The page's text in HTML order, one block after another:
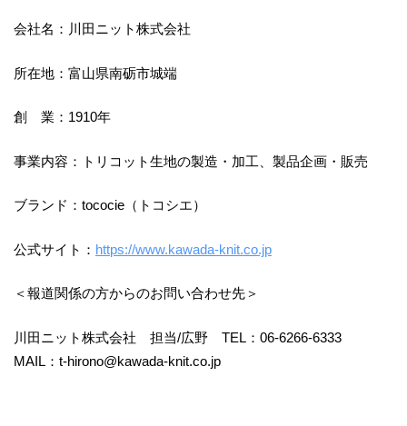
会社名：川田ニット株式会社
所在地：富山県南砺市城端
創 業：1910年
事業内容：トリコット生地の製造・加工、製品企画・販売
ブランド：tococie（トコシエ）
公式サイト： https://www.kawada-knit.co.jp
＜報道関係の方からのお問い合わせ先＞
川田ニット株式会社 担当/広野 TEL：06-6266-6333
MAIL：t-hirono@kawada-knit.co.jp